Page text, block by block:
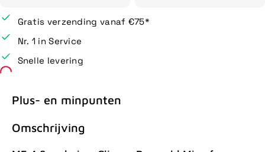
Gratis verzending vanaf €75*
Nr. 1 in Service
Snelle levering
Plus- en minpunten
Omschrijving